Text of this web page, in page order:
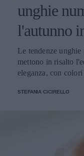
unghie
l'autunno
Le tendenze
mettono in risalto
eleganza, con
STEFANIA CICIRELLO